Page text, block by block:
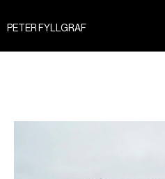
PETER FYLLGRAF